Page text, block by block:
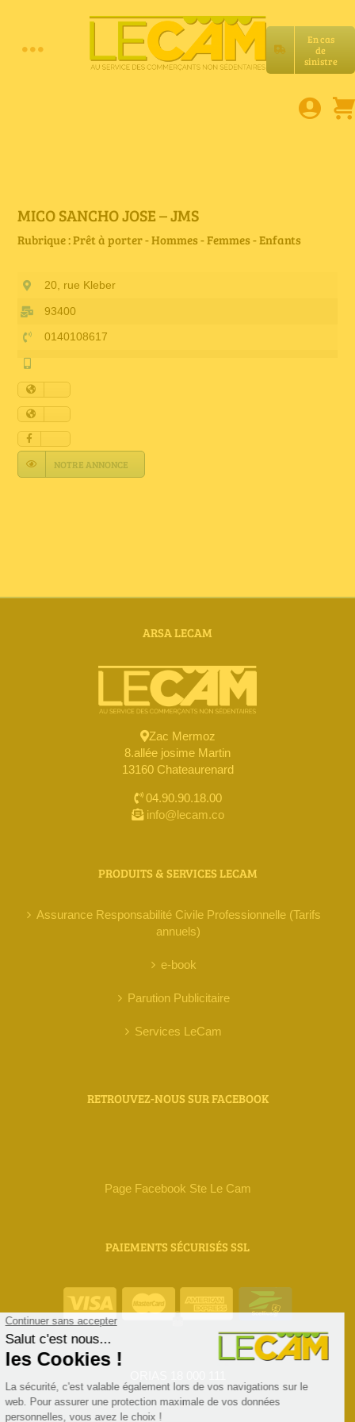
En cas
de
sinistre
Toggle
E-book
Petites annonces
Annuaire Fournisseurs
Actualités
Contact
MICO SANCHO JOSE – JMS
Rubrique : Prêt à porter - Hommes - Femmes - Enfants
20, rue Kleber
93400
0140108617
NOTRE ANNONCE
ARSA LECAM
Zac Mermoz
8.allée josime Martin
13160 Chateaurenard
04.90.90.18.00
info@lecam.co
PRODUITS & SERVICES LECAM
Assurance Responsabilité Civile Professionnelle (Tarifs
annuels)
e-book
Parution Publicitaire
Services LeCam
RETROUVEZ-NOUS SUR FACEBOOK
Page Facebook Ste Le Cam
PAIEMENTS SÉCURISÉS SSL